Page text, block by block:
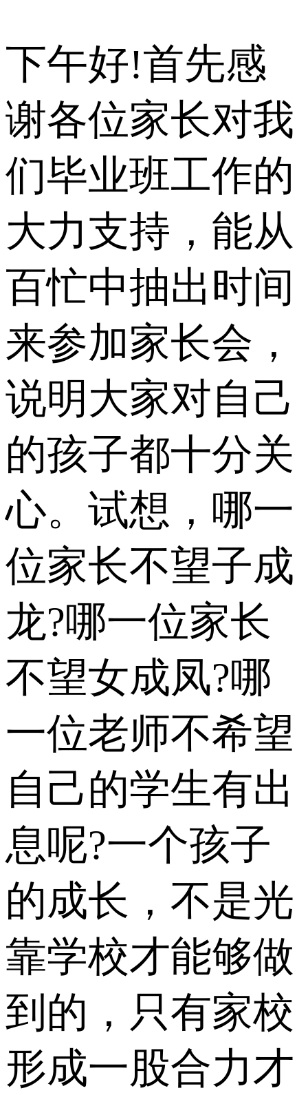
下午好!首先感
谢各位家长对我
们毕业班工作的
大力支持，能从
百忙中抽出时间
来参加家长会，
说明大家对自己
的孩子都十分关
心。试想，哪一
位家长不望子成
龙?哪一位家长
不望女成凤?哪
一位老师不希望
自己的学生有出
息呢?一个孩子
的成长，不是光
靠学校才能够做
到的，只有家校
形成一股合力才